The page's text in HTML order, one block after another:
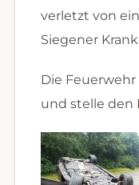
verletzt von
Siegener
Die
und stelle den